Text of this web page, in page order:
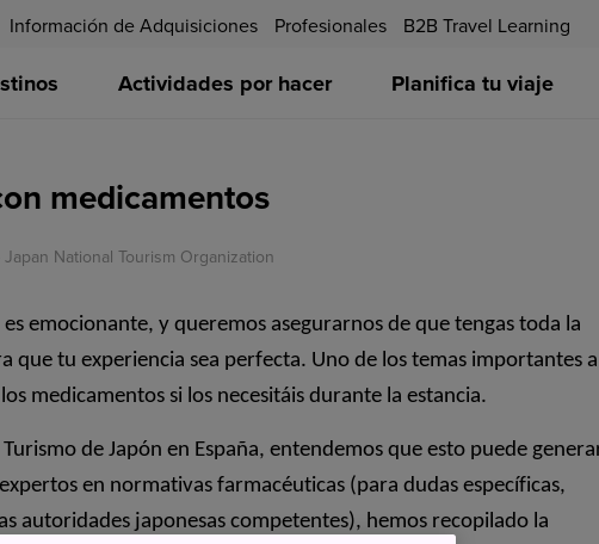
Información de Adquisiciones Profesionales B2B Travel Learning
Actividades por hacer Planifica tu viaje
medicamentos
Japan National Tourism Organization
emocionante, y queremos asegurarnos de que tengas toda la
que tu experiencia sea perfecta. Uno de los temas importantes a
medicamentos si los necesitáis durante la estancia.
de Japón en España, entendemos que esto puede
en normativas farmacéuticas (para dudas específicas,
autoridades japonesas competentes), hemos recopilado la